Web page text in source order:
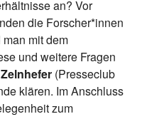
an? Vor
die Forscher*innen
mit dem
und weitere Fragen
(Presseclub
klären. Im Anschluss
zum